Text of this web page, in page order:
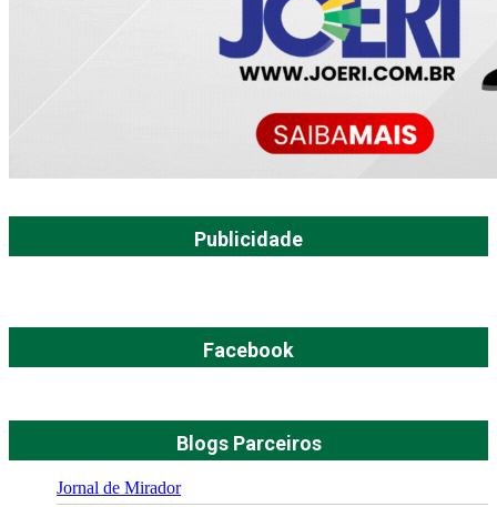
Publicidade
Facebook
Blogs Parceiros
Jornal de Mirador